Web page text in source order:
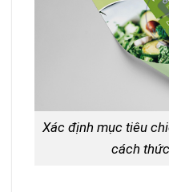
Xác định mục tiêu
cách